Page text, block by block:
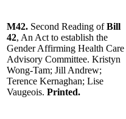
M42. Second Reading ofBill
42, An Act to establish the
Gender Affirming Health Care
Advisory Committee. Kristyn
Wong-Tam; Jill Andrew;
Terence Kernaghan; Lise
Vaugeois. Printed.